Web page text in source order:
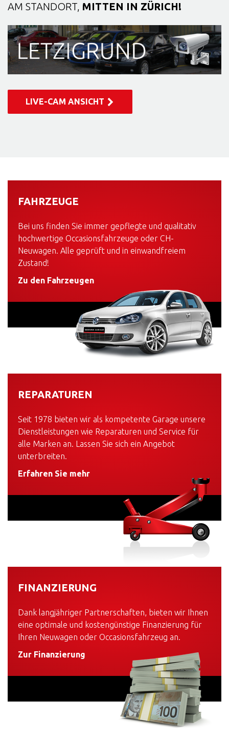
AM STANDORT, MITTEN IN ZÜRICH!
LIVE-CAM ANSICHT
FAHRZEUGE
Bei uns finden Sie immer gepflegte und qualitativ
hochwertige Occasionsfahrzeuge oder CH-
Neuwagen. Alle geprüft und in einwandfreiem
Zustand!
Zu den Fahrzeugen
REPARATUREN
Seit 1978 bieten wir als kompetente Garage unsere
Dienstleistungen wie Reparaturen und Service für
alle Marken an. Lassen Sie sich ein Angebot
unterbreiten.
Erfahren Sie mehr
FINANZIERUNG
Dank langjähriger Partnerschaften, bieten wir Ihnen
eine optimale und kostengünstige Finanzierung für
Ihren Neuwagen oder Occasionsfahrzeug an.
Zur Finanzierung